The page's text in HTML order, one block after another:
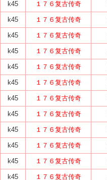
k45 １７６复古传奇
k45 １７６复古传奇
k45 １７６复古传奇
k45 １７６复古传奇
k45 １７６复古传奇
k45 １７６复古传奇
k45 １７６复古传奇
k45 １７６复古传奇
k45 １７６复古传奇
k45 １７６复古传奇
k45 １７６复古传奇
k45 １７６复古传奇